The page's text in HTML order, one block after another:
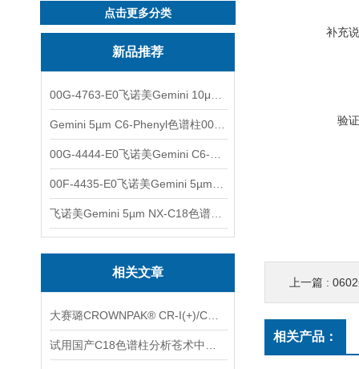
点击更多分类
新品推荐
相关文章
补充
验
上一篇 :
相关产品：